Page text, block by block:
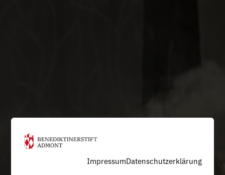
ImpressumDatenschutzerklärung